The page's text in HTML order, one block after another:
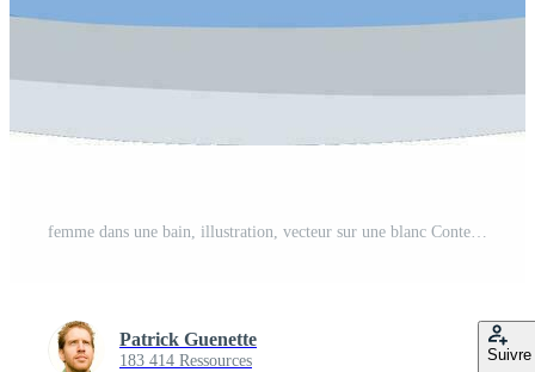
femme dans une bain, illustration, vecteur sur une blanc Contexte. Vecteur Pro
Patrick Guenette
183 414 Ressources Suivre